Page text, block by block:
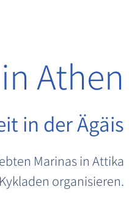
Athen
in der Ägäis
Marinas in Attika
organisieren.